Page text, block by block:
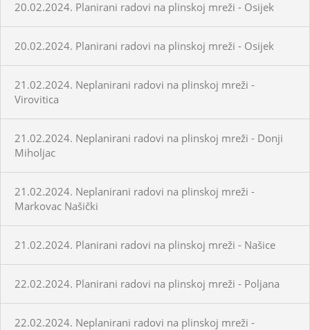
20.02.2024. Planirani radovi na plinskoj mreži - Osijek
20.02.2024. Planirani radovi na plinskoj mreži - Osijek
21.02.2024. Neplanirani radovi na plinskoj mreži -
Virovitica
21.02.2024. Neplanirani radovi na plinskoj mreži - Donji
Miholjac
21.02.2024. Neplanirani radovi na plinskoj mreži -
Markovac Našički
21.02.2024. Planirani radovi na plinskoj mreži - Našice
22.02.2024. Planirani radovi na plinskoj mreži - Poljana
22.02.2024. Neplanirani radovi na plinskoj mreži -